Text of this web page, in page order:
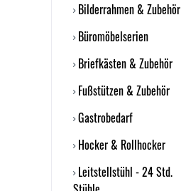
Bilderrahmen & Zubehör
Büromöbelserien
Briefkästen & Zubehör
Fußstützen & Zubehör
Gastrobedarf
Hocker & Rollhocker
Leitstellstühl - 24 Std.